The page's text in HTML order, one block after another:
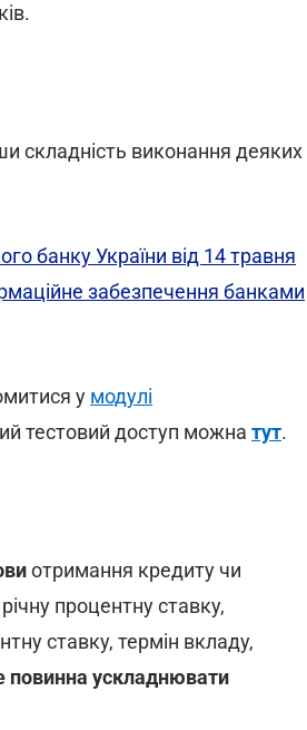
складність виконання деяких
банку України від 14 травня
забезпечення банками
у модулі
тестовий доступ можна тут.
отримання кредиту чи
процентну ставку,
ставку, термін вкладу,
повинна ускладнювати